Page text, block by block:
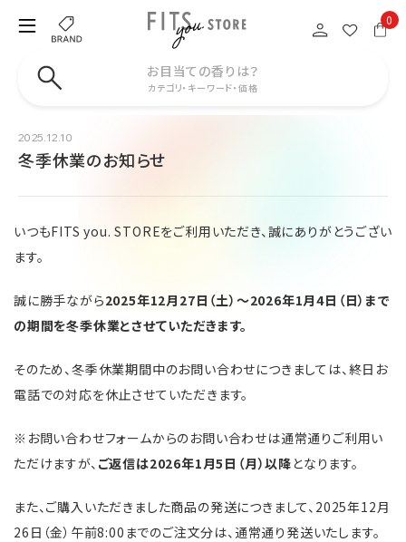
0
お目当ての香りは？
カテゴリ・キーワード・価格
2025.12.10
冬季休業のお知らせ
いつもFITS you. STOREをご利用いただき、誠にありがとうござい
ます。
誠に勝手ながら2025年12月27日（土）～2026年1月4日（日）まで
の期間を冬季休業とさせていただきます。
そのため、冬季休業期間中のお問い合わせにつきましては、終日お
電話での対応を休止させていただきます。
※お問い合わせフォームからのお問い合わせは通常通りご利用い
ただけますが、 ご返信は2026年1月5日（月）以降となります。
また、ご購入いただきました商品の発送につきまして、2025年12月
26日（金）午前8:00までのご注文分は、通常通り発送いたします。